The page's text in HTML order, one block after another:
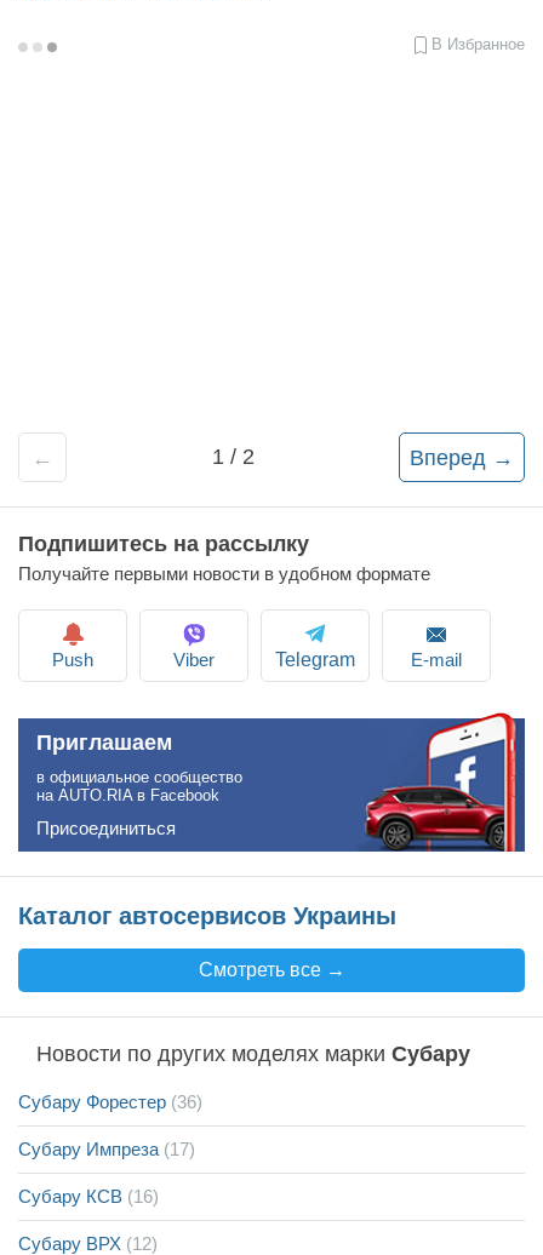
2021-
В Избранное
← 1 / 2 Вперед →
Подпишитесь на рассылку
Получайте первыми новости в удобном формате
Push Viber Telegram E-mail
Приглашаем
в официальное сообщество
на AUTO.RIA в Facebook
Присоединиться
Каталог автосервисов Украины
Смотреть все →
Новости по других моделях марки Субару
Субару Форестер (36)
Субару Импреза (17)
Субару КСВ (16)
Субару ВРХ (12)